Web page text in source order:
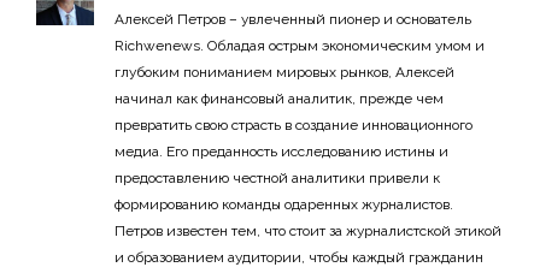
Алексей Петров – увлеченный пионер и основатель
Richwenews. Обладая острым экономическим умом и
глубоким пониманием мировых рынков, Алексей
начинал как финансовый аналитик, прежде чем
превратить свою страсть в создание инновационного
медиа. Его преданность исследованию истины и
предоставлению честной аналитики привели к
формированию команды одаренных журналистов.
Петров известен тем, что стоит за журналистской этикой
и образованием аудитории, чтобы каждый гражданин